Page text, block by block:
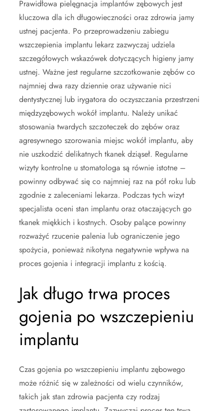
Prawidłowa pielęgnacja implantów zębowych jest
kluczowa dla ich długowieczności oraz zdrowia jamy
ustnej pacjenta. Po przeprowadzeniu zabiegu
wszczepienia implantu lekarz zazwyczaj udziela
szczegółowych wskazówek dotyczących higieny jamy
ustnej. Ważne jest regularne szczotkowanie zębów co
najmniej dwa razy dziennie oraz używanie nici
dentystycznej lub irygatora do oczyszczania przestrzeni
międzyzębowych wokół implantu. Należy unikać
stosowania twardych szczoteczek do zębów oraz
agresywnego szorowania miejsc wokół implantu, aby
nie uszkodzić delikatnych tkanek dziąseł. Regularne
wizyty kontrolne u stomatologa są równie istotne –
powinny odbywać się co najmniej raz na pół roku lub
zgodnie z zaleceniami lekarza. Podczas tych wizyt
specjalista oceni stan implantu oraz otaczających go
tkanek miękkich i kostnych. Osoby palące powinny
rozważyć rzucenie palenia lub ograniczenie jego
spożycia, ponieważ nikotyna negatywnie wpływa na
proces gojenia i integracji implantu z kością.
Jak długo trwa proces
gojenia po wszczepieniu
implantu
Czas gojenia po wszczepieniu implantu zębowego
może różnić się w zależności od wielu czynników,
takich jak stan zdrowia pacjenta czy rodzaj